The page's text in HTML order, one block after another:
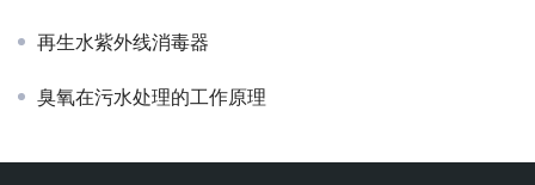
再生水紫外线消毒器
臭氧在污水处理的工作原理